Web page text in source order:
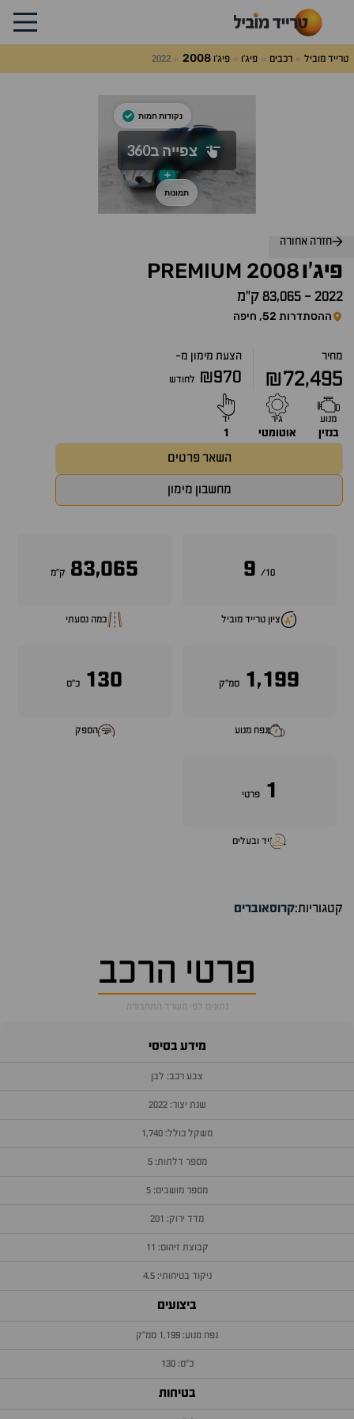
טרייד מוביל רכבים פיג'ו פיג'ו2008
2022
חזרה אחורה
פיג'ו2008
PREMIUM
2022
- 83,065 ק״מ
ההסתדרות 52, חיפה
מחיר
₪72,495
הצעת מימון מ-
₪970 לחודש
מנוע
בנזין
גיר
אוטומטי
יד
1
השאר פרטים
מחשבון מימון
10/
9
ציון טרייד מוביל
83,065 ק״מ
כמה נסעתי
1,199 סמ״ק
נפח מנוע
130 כ״ס
הספק
1 פרטי
יד ובעלים
קטגוריות:קרוסאוברים
פרטי הרכב
נתונים לפי משרד התחבורה
מידע בסיסי
צבע רכב: לבן
שנת יצור: 2022
משקל כולל: 1,740
מספר דלתות: 5
מספר מושבים: 5
מדד ירוק: 201
קבוצת זיהום: 11
ניקוד בטיחותי: 4.5
ביצועים
נפח מנוע: 1,199 סמ״ק
כ״ס: 130
בטיחות